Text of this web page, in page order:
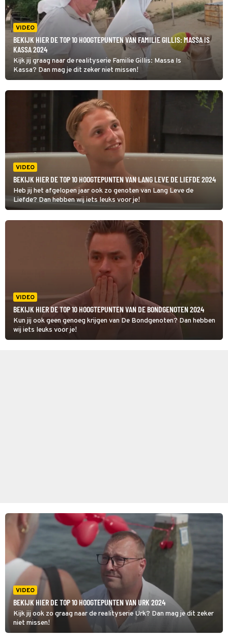
VIDEO
BEKIJK HIER DE TOP 10 HOOGTEPUNTEN VAN FAMILIE GILLIS: MASSA IS
KASSA 2024
Kijk jij graag naar de realityserie Familie Gillis: Massa Is
Kassa? Dan mag je dit zeker niet missen!
VIDEO
BEKIJK HIER DE TOP 10 HOOGTEPUNTEN VAN LANG LEVE DE LIEFDE 2024
Heb jij het afgelopen jaar ook zo genoten van Lang Leve de
Liefde? Dan hebben wij iets leuks voor je!
VIDEO
BEKIJK HIER DE TOP 10 HOOGTEPUNTEN VAN DE BONDGENOTEN 2024
Kun jij ook geen genoeg krijgen van De Bondgenoten? Dan hebben
wij iets leuks voor je!
VIDEO
BEKIJK HIER DE TOP 10 HOOGTEPUNTEN VAN URK 2024
Kijk jij ook zo graag naar de realityserie Urk? Dan mag je dit zeker
niet missen!